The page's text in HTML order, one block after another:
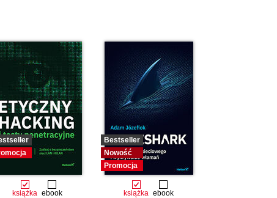
książka ebook
Bestseller
Nowość
Promocja
książka ebook